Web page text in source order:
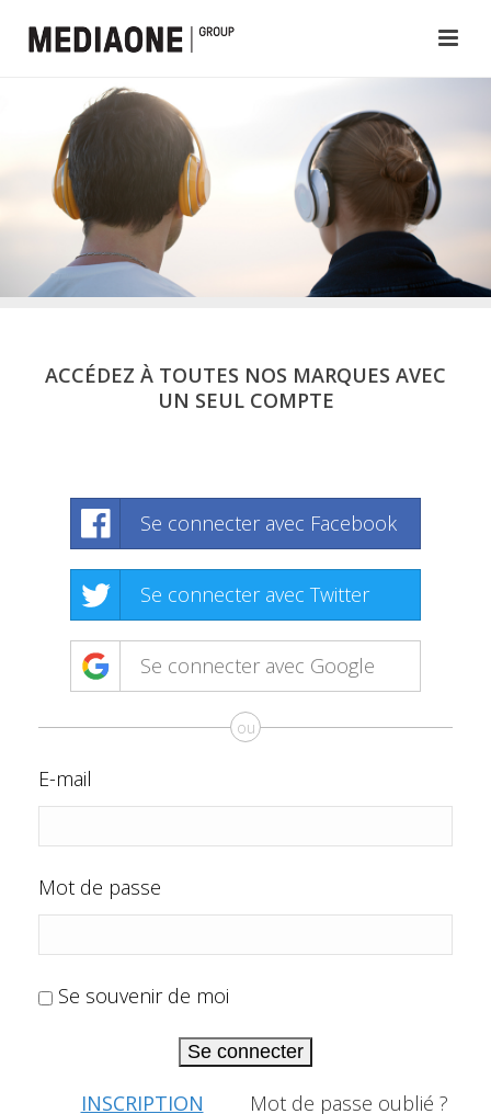
ACCÉDEZ À TOUTES NOS MARQUES AVEC
UN SEUL COMPTE
Se connecter avec Facebook
Se connecter avec Twitter
Se connecter avec Google
ou
E-mail
Mot de passe
Se souvenir de moi
Se connecter
INSCRIPTION Mot de passe oublié ?